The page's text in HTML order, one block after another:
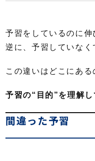
予習をしているのに伸
逆に、予習していなく
この違いはどこにある
予習の“目的”を理解し
間違った予習